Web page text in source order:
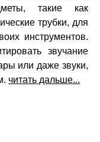
такие как
трубки, для
инструментов.
звучание
или даже звуки,
читать дальше...